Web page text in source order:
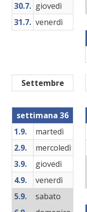
30.7. giovedì
31.7. venerdì
Settembre
settimana 36
1.9.
martedì
2.9.
mercoledì
3.9.
giovedì
4.9.
venerdì
5.9.
sabato